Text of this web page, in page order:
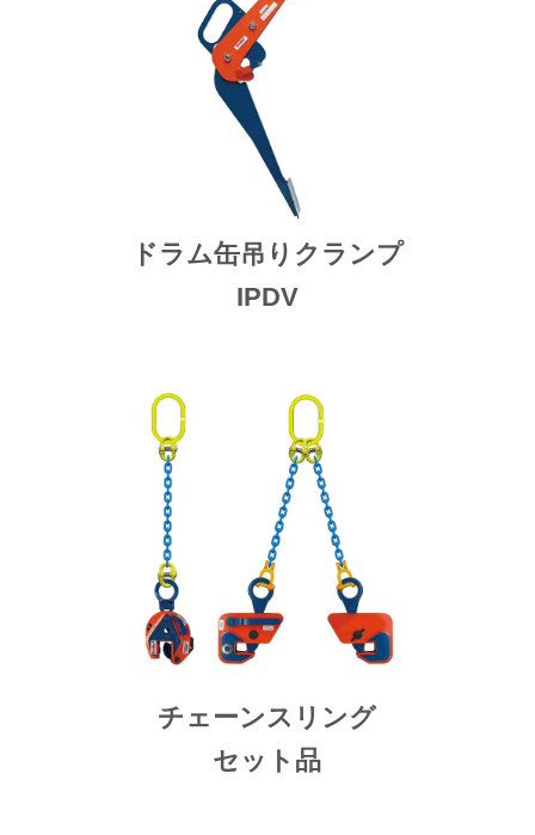
ドラム缶吊りクランプ
IPDV
チェーンスリング
セット品